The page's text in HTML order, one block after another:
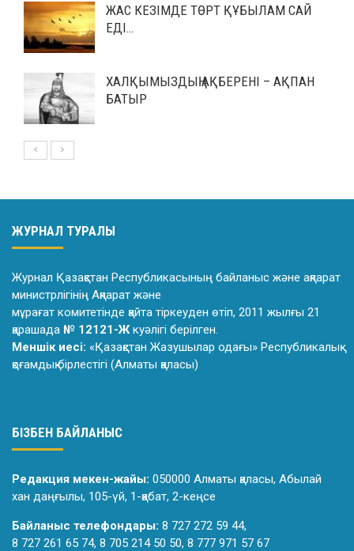
ЖАС КЕЗІМДЕ ТӨРТ ҚҰБЫЛАМ САЙ
ЕДІ…
ХАЛҚЫМЫЗДЫҢ АҚБЕРЕНІ – АҚПАН
БАТЫР
ЖУРНАЛ ТУРАЛЫ
Журнал Қазақстан Республикасының байланыс және ақпарат
министрлiгiнiң Ақпарат және
мұрағат комитетiнде қайта тiркеуден өтiп, 2011 жылғы 21
қарашада № 12121-Ж куәлiгi берiлген.
Меншік иесі: «Қазақстан Жазушылар одағы» Республикалық
қоғамдық бірлестігі (Алматы қаласы)
БІЗБЕН БАЙЛАНЫС
Редакция мекен-жайы: 050000 Алматы қаласы, Абылай
хан даңғылы, 105-үй, 1-қабат, 2-кеңсе
Байланыс телефондары: 8 727 272 59 44,
8 727 261 65 74, 8 705 214 50 50, 8 777 971 57 67